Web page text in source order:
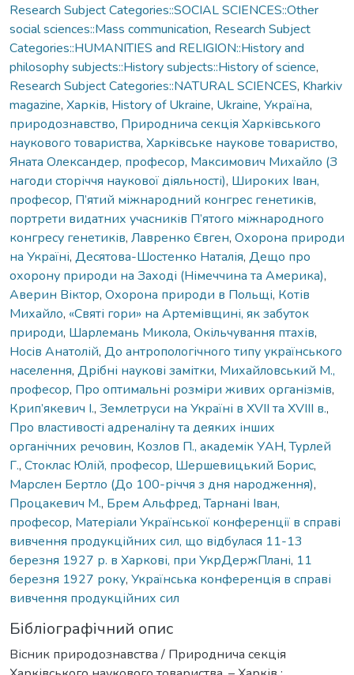
Research Subject Categories::SOCIAL SCIENCES::Other
social sciences::Mass communication, Research Subject
Categories::HUMANITIES and RELIGION::History and
philosophy subjects::History subjects::History of science,
Research Subject Categories::NATURAL SCIENCES, Kharkiv
magazine, Харків, History of Ukraine, Ukraine, Україна,
природознавство, Природнича секція Харківського
наукового товариства, Харківське наукове товариство,
Яната Олександер, професор, Максимович Михайло (З
нагоди сторіччя наукової діяльності), Широких Іван,
професор, П’ятий міжнародний конгрес генетиків,
портрети видатних учасників П’ятого міжнародного
конгресу генетиків, Лавренко Євген, Охорона природи
на Україні, Десятова-Шостенко Наталія, Дещо про
охорону природи на Заході (Німеччина та Америка),
Аверин Віктор, Охорона природи в Польщі, Котів
Михайло, «Святі гори» на Артемівщині, як забуток
природи, Шарлемань Микола, Окільчування птахів,
Носів Анатолій, До антропологічного типу українського
населення, Дрібні наукові замітки, Михайловський М.,
професор, Про оптимальні розміри живих організмів,
Крип’якевич І., Землетруси на Україні в XVII та XVIII в.,
Про властивості адреналіну та деяких інших
органічних речовин, Козлов П., академік УАН,Турлей
Г., Стоклас Юлій, професор, Шершевицький Борис,
Марслен Бертло (До 100-річчя з дня народження),
Процакевич М., Брем Альфред,Тарнані Іван,
професор, Матеріали Української конференції в справі
вивчення продукційних сил, що відбулася 11-13
березня 1927 р. в Харкові, при УкрДержПлані, 11
березня 1927 року, Українська конференція в справі
вивчення продукційних сил
Бібліографічний опис
Вісник природознавства / Природнича секція